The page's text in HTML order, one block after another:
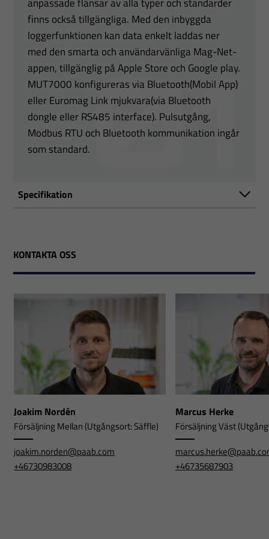
finns också tillgängliga. Med den inbyggda
loggerfunktionen kan data enkelt laddas ner
med den smarta och användarvänliga Mag-Net-
appen, tillgänglig på Apple Store och Google play.
MUT7000 konfigureras via Bluetooth(Mobil App)
eller Euromag Link mjukvara(via Bluetooth
dongle eller RS485 interface). Pulsutgång,
Modbus RTU och Bluetooth kommunikation ingår
som standard.
Specifikation
KONTAKTA OSS
Joakim Nordén
Försäljning Mellan (Utgångsort: Säffle)
joakim.norden@paab.com
+46730983008
Marcus Herke
Försäljning Väst
+46735687903